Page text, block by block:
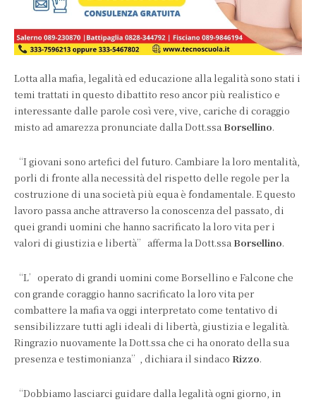
Lotta alla mafia, legalità ed educazione alla legalità sono stati i
temi trattati in questo dibattito reso ancor più realistico e
interessante dalle parole così vere, vive, cariche di coraggio
misto ad amarezza pronunciate dalla Dott.ssa Borsellino.
“I giovani sono artefici del futuro. Cambiare la loro mentalità,
porli di fronte alla necessità del rispetto delle regole per la
costruzione di una società più equa è fondamentale. E questo
lavoro passa anche attraverso la conoscenza del passato, di
quei grandi uomini che hanno sacrificato la loro vita per i
valori di giustizia e libertà” afferma la Dott.ssa Borsellino.
“L’operato di grandi uomini come Borsellino e Falcone che
con grande coraggio hanno sacrificato la loro vita per
combattere la mafia va oggi interpretato come tentativo di
sensibilizzare tutti agli ideali di libertà, giustizia e legalità.
Ringrazio nuovamente la Dott.ssa che ci ha onorato della sua
presenza e testimonianza”, dichiara il sindaco Rizzo.
“Dobbiamo lasciarci guidare dalla legalità ogni giorno, in